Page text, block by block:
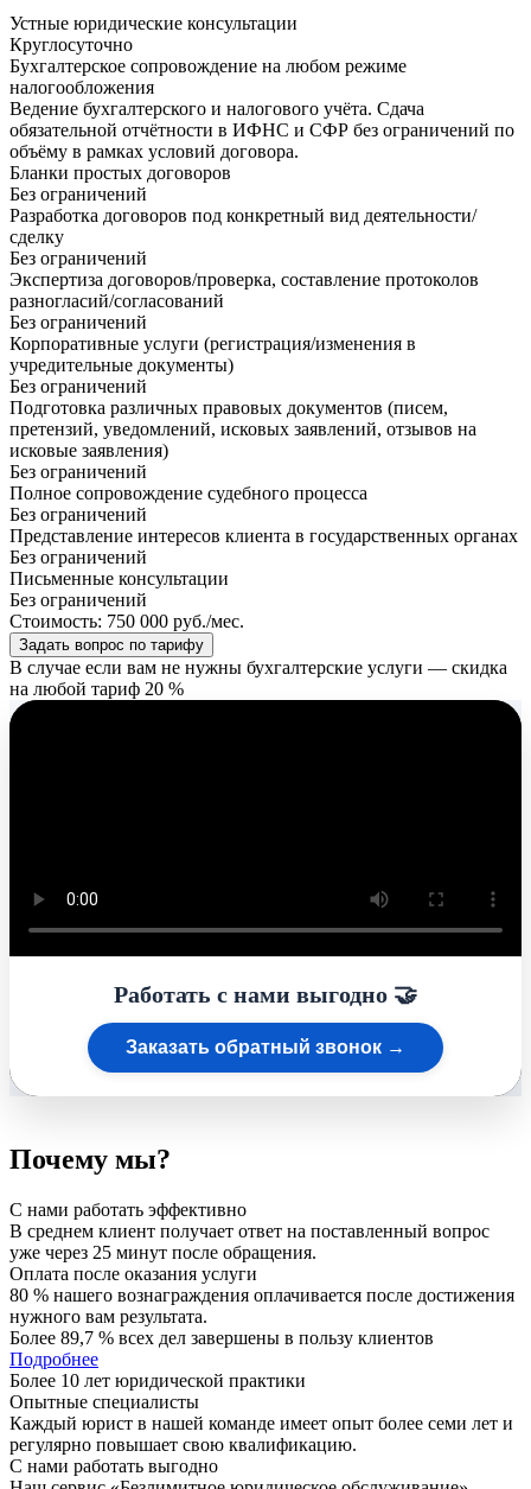
Устные юридические консультации
Круглосуточно
Бухгалтерское сопровождение на любом режиме
налогообложения
Ведение бухгалтерского и налогового учёта. Сдача
обязательной отчётности в ИФНС и СФР без ограничений по
объёму в рамках условий договора.
Бланки простых договоров
Без ограничений
Разработка договоров под конкретный вид деятельности/
сделку
Без ограничений
Экспертиза договоров/проверка, составление протоколов
разногласий/согласований
Без ограничений
Корпоративные услуги (регистрация/изменения в
учредительные документы)
Без ограничений
Подготовка различных правовых документов (писем,
претензий, уведомлений, исковых заявлений, отзывов на
исковые заявления)
Без ограничений
Полное сопровождение судебного процесса
Без ограничений
Представление интересов клиента в государственных органах
Без ограничений
Письменные консультации
Без ограничений
Стоимость: 750 000 руб./мес.
Задать вопрос по тарифу
В случае если вам не нужны бухгалтерские услуги — скидка
на любой тариф 20 %
Работать с нами выгодно 🤝
Заказать обратный звонок →
Почему мы?
С нами работать эффективно
В среднем клиент получает ответ на поставленный вопрос
уже через 25 минут после обращения.
Оплата после оказания услуги
80 % нашего вознаграждения оплачивается после достижения
нужного вам результата.
Более 89,7 % всех дел завершены в пользу клиентов
Подробнее
Более 10 лет юридической практики
Опытные специалисты
Каждый юрист в нашей команде имеет опыт более семи лет и
регулярно повышает свою квалификацию.
С нами работать выгодно